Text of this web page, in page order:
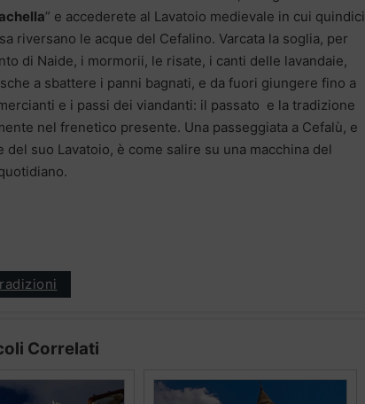
” e accederete al Lavatoio medievale in cui quindici
riversano le acque del Cefalino. Varcata la soglia, per
di Naide, i mormorii, le risate, i canti delle lavandaie,
a sbattere i panni bagnati, e da fuori giungere fino a
e i passi dei viandanti: il passato e la tradizione
nel frenetico presente. Una passeggiata a Cefalù, e
del suo Lavatoio, è come salire su una macchina del
Correlati